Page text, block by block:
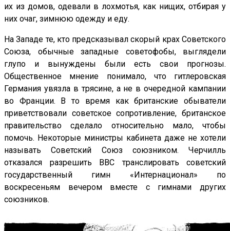
их из домов, одевали в лохмотья, как нищих, отбирая у
них очаг, зимнюю одежду и еду.
На Западе те, кто предсказывал скорый крах Советского
Союза, обычные западные советофобы, выглядели
глупо и вынуждены были есть свои прогнозы.
Общественное мнение понимало, что гитлеровская
Германия увязла в трясине, а не в очередной кампании
во Франции. В то время как британские обыватели
приветствовали советское сопротивление, британское
правительство сделало относительно мало, чтобы
помочь. Некоторые министры кабинета даже не хотели
называть Советский Союз союзником. Черчилль
отказался разрешить BBC транслировать советский
государственный гимн «Интернационал» по
воскресеньям вечером вместе с гимнами других
союзников.